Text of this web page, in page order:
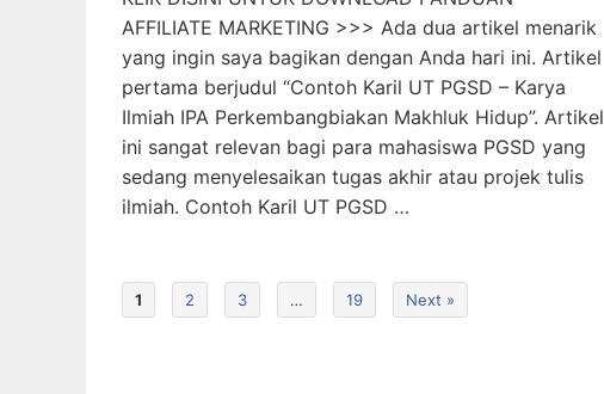
AFFILIATE MARKETING >>> Ada dua artikel menarik
yang ingin saya bagikan dengan Anda hari ini. Artikel
pertama berjudul “Contoh Karil UT PGSD – Karya
Ilmiah IPA Perkembangbiakan Makhluk Hidup”. Artikel
ini sangat relevan bagi para mahasiswa PGSD yang
sedang menyelesaikan tugas akhir atau projek tulis
ilmiah. Contoh Karil UT PGSD …
1 2 3 … 19 Next »